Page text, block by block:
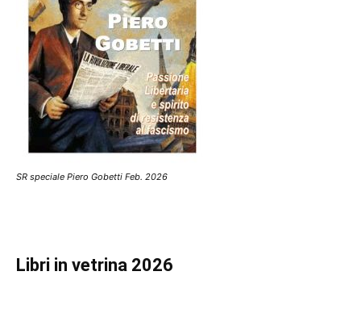
SR speciale Piero Gobetti Feb. 2026
Libri in vetrina 2026